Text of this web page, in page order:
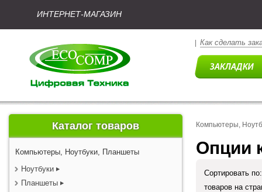
ИНТЕРНЕТ-МАГАЗИН
Как сделать
Каталог товаров
Компьютеры, Ноутбуки, Планшеты
Ноутбуки
Планшеты
Компьютеры,
Опции
Сортировать
товаров на